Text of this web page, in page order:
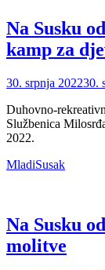
Na Susku
kamp za
Posted
30. srpnja 202230.
Duhovno-
Službenica
2022.
Categories
MladiTags
Susak
Na Susku
molitve